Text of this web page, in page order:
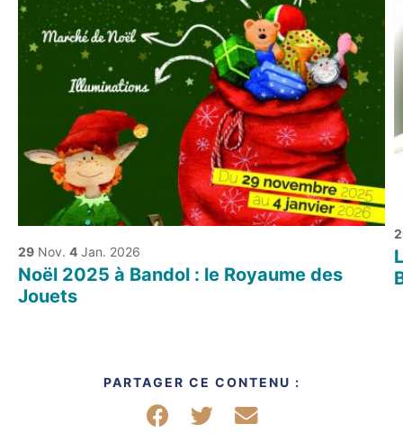
29 Nov. 4 Jan. 2026
Noël 2025 à Bandol : le Royaume des
Jouets
PARTAGER CE CONTENU :
Partager sur Facebook
Partager sur Twitter
Partager par mail